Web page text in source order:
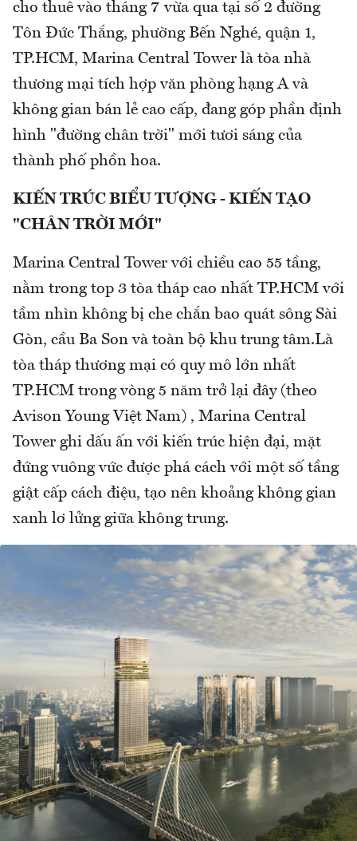
cho thuê vào tháng 7 vừa qua tại số 2 đường
Tôn Đức Thắng, phường Bến Nghé, quận 1,
TP.HCM, Marina Central Tower là tòa nhà
thương mại tích hợp văn phòng hạng A và
không gian bán lẻ cao cấp, đang góp phần định
hình "đường chân trời" mới tươi sáng của
thành phố phồn hoa.
KIẾN TRÚC BIỂU TƯỢNG - KIẾN TẠO
"CHÂN TRỜI MỚI"
Marina Central Tower với chiều cao 55 tầng,
nằm trong top 3 tòa tháp cao nhất TP.HCM với
tầm nhìn không bị che chắn bao quát sông Sài
Gòn, cầu Ba Son và toàn bộ khu trung tâm.Là
tòa tháp thương mại có quy mô lớn nhất
TP.HCM trong vòng 5 năm trở lại đây (theo
Avison Young Việt Nam) , Marina Central
Tower ghi dấu ấn với kiến trúc hiện đại, mặt
đứng vuông vức được phá cách với một số tầng
giật cấp cách điệu, tạo nên khoảng không gian
xanh lơ lửng giữa không trung.